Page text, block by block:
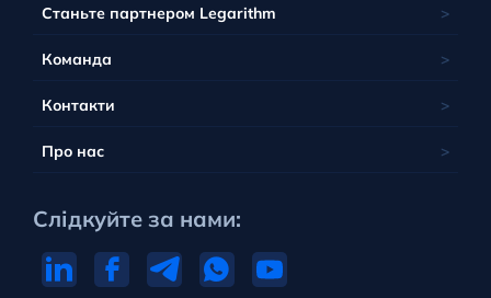
Станьте партнером Legarithm
Команда
Контакти
Про нас
Слідкуйте за нами: